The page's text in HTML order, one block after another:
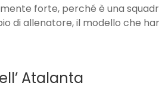
forte, perché è una
di allenatore, il modello che
Atalanta